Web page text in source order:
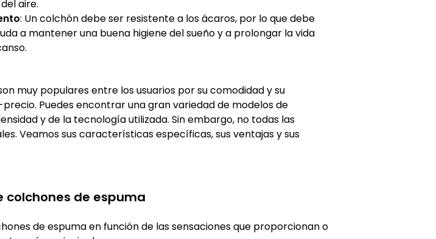
aire.
: Un colchón debe ser resistente a los ácaros, por lo que debe
a mantener una buena higiene del sueño y a prolongar la vida
muy populares entre los usuarios por su comodidad y su
Puedes encontrar una gran variedad de modelos de
y de la tecnología utilizada. Sin embargo, no todas las
Veamos sus características específicas, sus ventajas y sus
colchones de espuma
de espuma en función de las sensaciones que proporcionan o